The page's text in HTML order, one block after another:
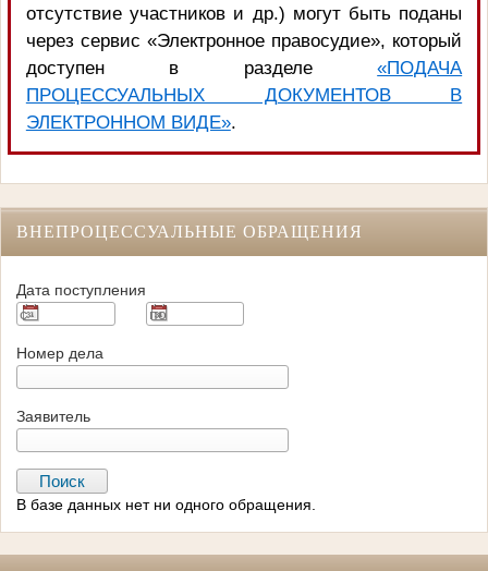
отсутствие участников и др.) могут быть поданы
через сервис «Электронное правосудие», который
доступен в разделе«ПОДАЧА
ПРОЦЕССУАЛЬНЫХ ДОКУМЕНТОВ В
ЭЛЕКТРОННОМ ВИДЕ».
ВНЕПРОЦЕССУАЛЬНЫЕ ОБРАЩЕНИЯ
Дата поступления
Номер дела
Заявитель
В базе данных нет ни одного обращения.